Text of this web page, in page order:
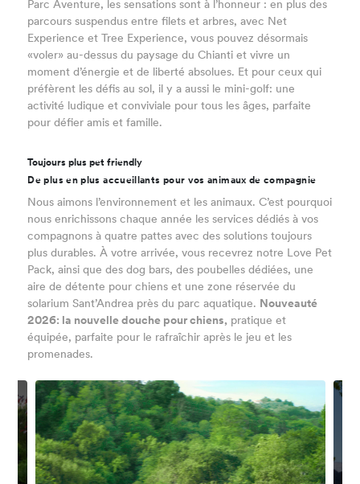
Parc Aventure, les sensations sont à l’honneur : en plus des
parcours suspendus entre filets et arbres, avec Net
Experience et Tree Experience, vous pouvez désormais
«voler» au-dessus du paysage du Chianti et vivre un
moment d’énergie et de liberté absolues. Et pour ceux qui
préfèrent les défis au sol, il y a aussi le mini-golf: une
activité ludique et conviviale pour tous les âges, parfaite
pour défier amis et famille.
Toujours plus pet friendly
De plus en plus accueillants pour vos animaux de compagnie
Nous aimons l’environnement et les animaux. C’est pourquoi
nous enrichissons chaque année les services dédiés à vos
compagnons à quatre pattes avec des solutions toujours
plus durables. À votre arrivée, vous recevrez notre Love Pet
Pack, ainsi que des dog bars, des poubelles dédiées, une
aire de détente pour chiens et une zone réservée du
solarium Sant’Andrea près du parc aquatique. Nouveauté
2026: la nouvelle douche pour chiens, pratique et
équipée, parfaite pour le rafraîchir après le jeu et les
promenades.